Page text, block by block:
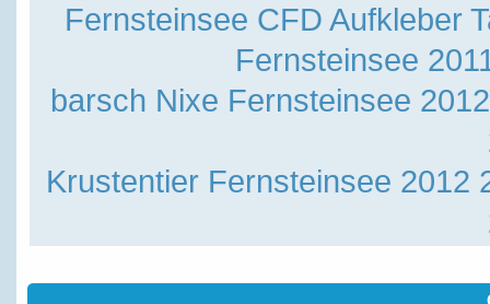
Fernsteinsee CFD Aufkleber
Fernsteinsee
barsch Nixe Fernsteinsee
Krustentier Fernsteinsee 2012